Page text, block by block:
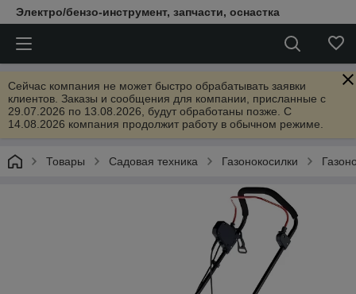
Электро/бензо-инструмент, запчасти, оснастка
Сейчас компания не может быстро обрабатывать заявки
клиентов. Заказы и сообщения для компании, присланные с
29.07.2026 по 13.08.2026, будут обработаны позже. С
14.08.2026 компания продолжит работу в обычном режиме.
Товары Садовая техника Газонокосилки